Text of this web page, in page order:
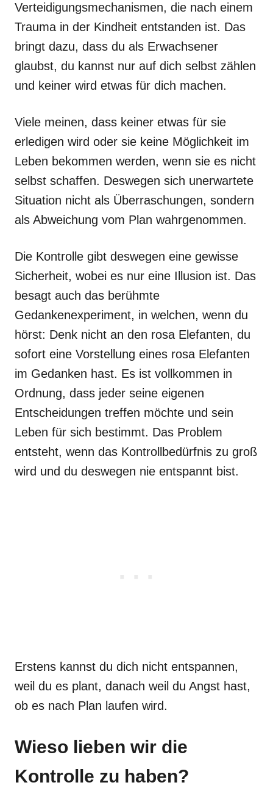
Verteidigungsmechanismen, die nach einem
Trauma in der Kindheit entstanden ist. Das
bringt dazu, dass du als Erwachsener
glaubst, du kannst nur auf dich selbst zählen
und keiner wird etwas für dich machen.
Viele meinen, dass keiner etwas für sie
erledigen wird oder sie keine Möglichkeit im
Leben bekommen werden, wenn sie es nicht
selbst schaffen. Deswegen sich unerwartete
Situation nicht als Überraschungen, sondern
als Abweichung vom Plan wahrgenommen.
Die Kontrolle gibt deswegen eine gewisse
Sicherheit, wobei es nur eine Illusion ist. Das
besagt auch das berühmte
Gedankenexperiment, in welchen, wenn du
hörst: Denk nicht an den rosa Elefanten, du
sofort eine Vorstellung eines rosa Elefanten
im Gedanken hast. Es ist vollkommen in
Ordnung, dass jeder seine eigenen
Entscheidungen treffen möchte und sein
Leben für sich bestimmt. Das Problem
entsteht, wenn das Kontrollbedürfnis zu groß
wird und du deswegen nie entspannt bist.
Erstens kannst du dich nicht entspannen,
weil du es plant, danach weil du Angst hast,
ob es nach Plan laufen wird.
Wieso lieben wir die
Kontrolle zu haben?